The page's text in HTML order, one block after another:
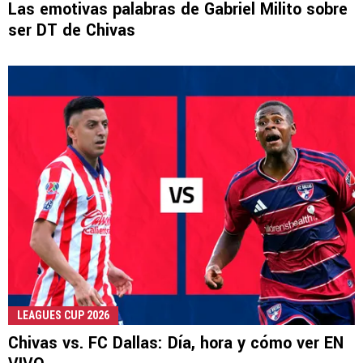
Las emotivas palabras de Gabriel Milito sobre
ser DT de Chivas
LEAGUES CUP 2026
Chivas vs. FC Dallas: Día, hora y cómo ver EN